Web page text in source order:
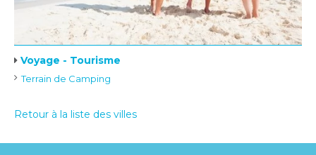
Voyage - Tourisme
Terrain de Camping
Retour à la liste des villes